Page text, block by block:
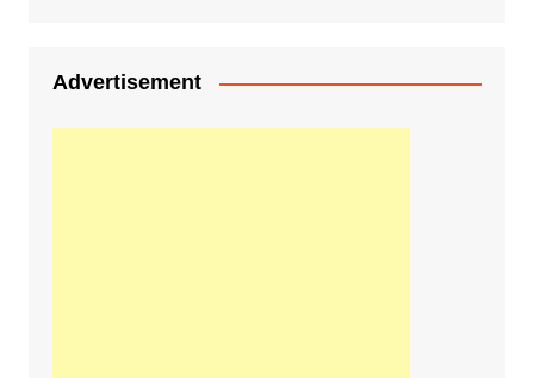
Advertisement